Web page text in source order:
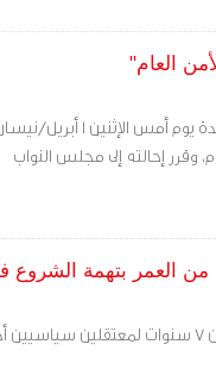
العام"
وقرر إحالته إلى مجلس النواب
أيدت محكمة الاستئناف العليا السجن 7 سنوات